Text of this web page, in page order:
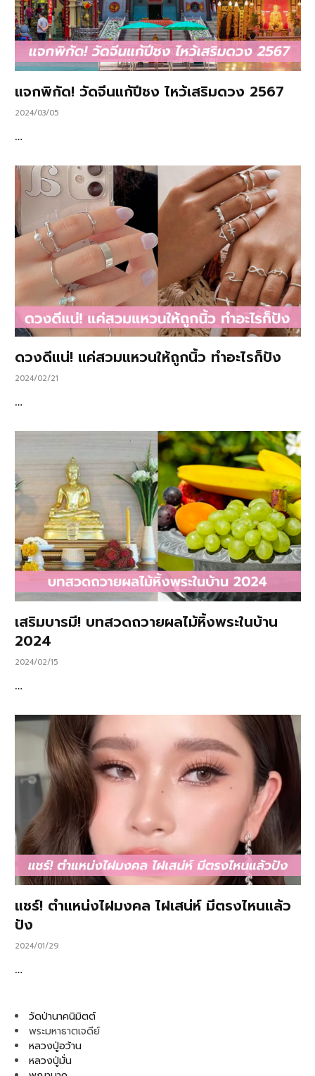
แจกพิกัด! วัดจีนแก้ปีชง ไหว้เสริมดวง 2567
2024/03/05
…
ดวงดีแน่! แค่สวมแหวนให้ถูกนิ้ว ทำอะไรก็ปัง
2024/02/21
…
เสริมบารมี! บทสวดถวายผลไม้หิ้งพระในบ้าน
2024
2024/02/15
…
แชร์! ตำแหน่งไฝมงคล ไฝเสน่ห์ มีตรงไหนแล้ว
ปัง
2024/01/29
…
วัดป่านาคนิมิตต์
พระมหาธาตเจดีย์
หลวงปู่อว้าน
หลวงปู่มั่น